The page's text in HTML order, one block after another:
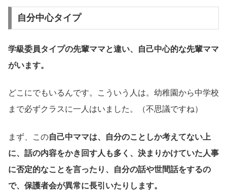
自分中心タイプ
学級委員タイプの先輩ママと違い、自己中心的な先輩ママ
がいます。
どこにでもいるんです。こういう人は。幼稚園から中学校
まで必ずクラスに一人はいました。（不思議ですね）
まず、この自己中ママは、自分のことしか考えてない上
に、話の内容をかき回す人も多く、決まりかけていた人事
に否定的なことを言ったり、自分の話や世間話をするの
で、保護者会が異常に長引いたりします。